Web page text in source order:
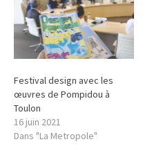
Festival design avec les
œuvres de Pompidou à
Toulon
16 juin 2021
Dans "La Metropole"